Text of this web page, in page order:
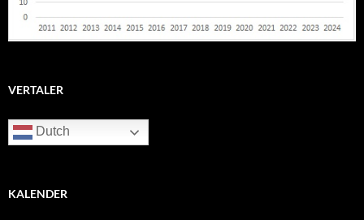
VERTALER
Dutch
KALENDER